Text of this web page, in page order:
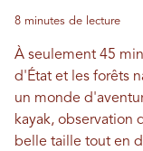
8 minutes de lecture
À seulement 45
d'État et les forêts
un monde
kayak, observation
belle taille tout en